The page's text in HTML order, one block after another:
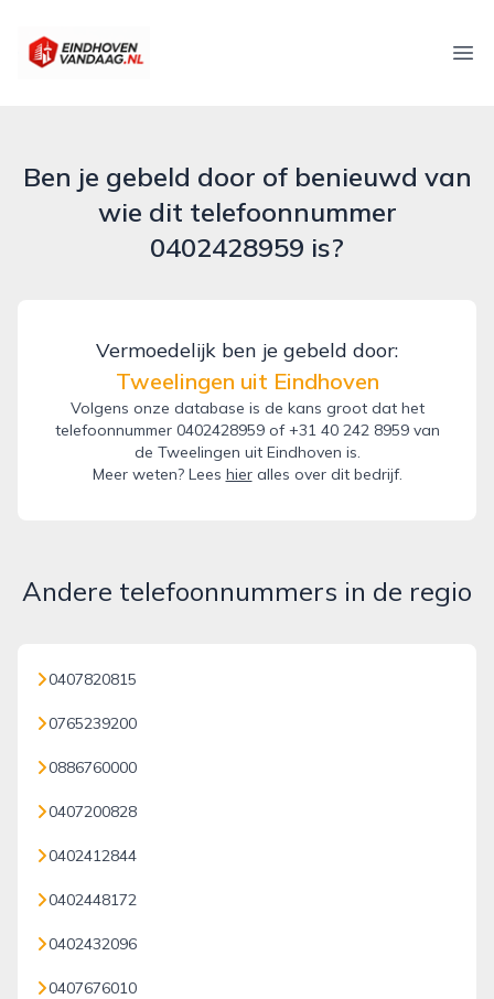
eindhovenvandaag.nl
Ben je gebeld door of benieuwd van
wie dit telefoonnummer
0402428959 is?
Vermoedelijk ben je gebeld door:
Tweelingen uit Eindhoven
Volgens onze database is de kans groot dat het
telefoonnummer 0402428959 of +31 40 242 8959 van
de Tweelingen uit Eindhoven is.
Meer weten? Lees hieralles over dit bedrijf.
Andere telefoonnummers in de regio
0407820815
0765239200
0886760000
0407200828
0402412844
0402448172
0402432096
0407676010